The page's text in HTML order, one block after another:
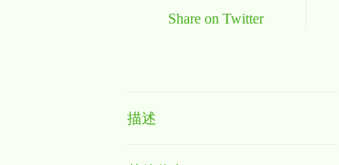
Share on Twitter
描述